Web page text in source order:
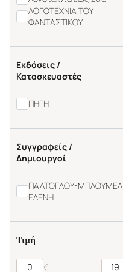
ΛΟΓΟΤΕΧΝΙΑ ΤΟΥ
ΦΑΝΤΑΣΤΙΚΟΥ
Εκδόσεις /
Κατασκευαστές
ΠΗΓΗ
Συγγραφείς /
Δημιουργοί
ΠΑΛΤΟΓΛΟΥ-ΜΠΛΟΥΜΕΛ
ΕΛΕΝΗ
Τιμή
€